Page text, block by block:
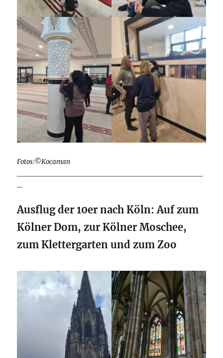
Fotos:©Kocaman
Ausflug der 10er nach Köln: Auf zum
Kölner Dom, zur Kölner Moschee,
zum Klettergarten und zum Zoo